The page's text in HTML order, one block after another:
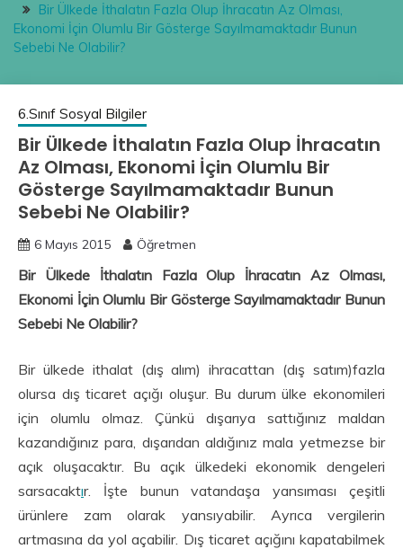
Bir Ülkede İthalatın Fazla Olup İhracatın Az Olması,
Ekonomi İçin Olumlu Bir Gösterge Sayılmamaktadır Bunun
Sebebi Ne Olabilir?
6.Sınıf Sosyal Bilgiler
Bir Ülkede İthalatın Fazla Olup İhracatın
Az Olması, Ekonomi İçin Olumlu Bir
Gösterge Sayılmamaktadır Bunun
Sebebi Ne Olabilir?
6 Mayıs 2015 Öğretmen
Bir Ülkede İthalatın Fazla Olup İhracatın Az Olması,
Ekonomi İçin Olumlu Bir Gösterge Sayılmamaktadır Bunun
Sebebi Ne Olabilir?
Bir ülkede ithalat (dış alım) ihracattan (dış satım)fazla
olursa dış ticaret açığı oluşur. Bu durum ülke ekonomileri
için olumlu olmaz. Çünkü dışarıya sattığınız maldan
kazandığınız para, dışarıdan aldığınız mala yetmezse bir
açık oluşacaktır. Bu açık ülkedeki ekonomik dengeleri
sarsacaktır. İşte bunun vatandaşa yansıması çeşitli
ürünlere zam olarak yansıyabilir. Ayrıca vergilerin
artmasına da yol açabilir. Dış ticaret açığını kapatabilmek